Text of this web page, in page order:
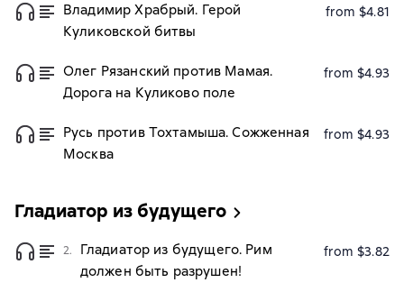
Владимир Храбрый. Герой
Куликовской битвы
from $4.81
Олег Рязанский против Мамая.
Дорога на Куликово поле
from $4.93
Русь против Тохтамыша. Сожженная
Москва
from $4.93
Гладиатор из будущего
2.
Гладиатор из будущего. Рим
должен быть разрушен!
from $3.82